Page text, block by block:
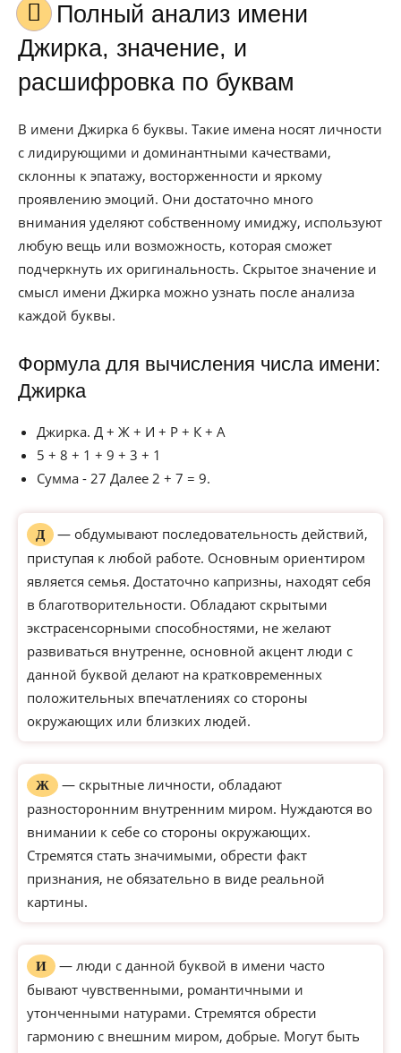
Полный анализ имени
Джирка, значение, и
расшифровка по буквам
В имени Джирка 6 буквы. Такие имена носят личности
с лидирующими и доминантными качествами,
склонны к эпатажу, восторженности и яркому
проявлению эмоций. Они достаточно много
внимания уделяют собственному имиджу, используют
любую вещь или возможность, которая сможет
подчеркнуть их оригинальность. Скрытое значение и
смысл имени Джирка можно узнать после анализа
каждой буквы.
Формула для вычисления числа имени:
Джирка
Джирка. Д + Ж + И + Р + К + А
5 + 8 + 1 + 9 + 3 + 1
Сумма - 27 Далее 2 + 7 = 9.
Д
— обдумывают последовательность действий,
приступая к любой работе. Основным ориентиром
является семья. Достаточно капризны, находят себя
в благотворительности. Обладают скрытыми
экстрасенсорными способностями, не желают
развиваться внутренне, основной акцент люди с
данной буквой делают на кратковременных
положительных впечатлениях со стороны
окружающих или близких людей.
Ж
— скрытные личности, обладают
разносторонним внутренним миром. Нуждаются во
внимании к себе со стороны окружающих.
Стремятся стать значимыми, обрести факт
признания, не обязательно в виде реальной
картины.
И
— люди с данной буквой в имени часто
бывают чувственными, романтичными и
утонченными натурами. Стремятся обрести
гармонию с внешним миром, добрые. Могут быть